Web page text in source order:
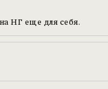
НГ еще для себя.